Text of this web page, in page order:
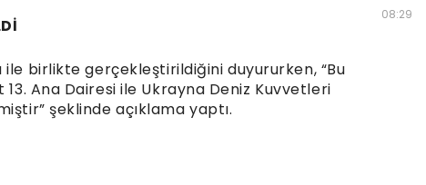
ile birlikte gerçekleştirildiğini duyururken, “Bu
Ana Dairesi ile Ukrayna Deniz Kuvvetleri
şeklinde açıklama yaptı.
08:29